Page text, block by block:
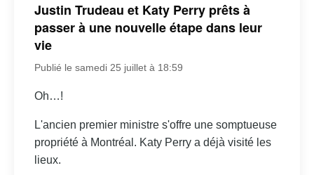
Justin Trudeau et Katy Perry prêts à
passer à une nouvelle étape dans leur
vie
Publié le samedi 25 juillet à 18:59
Oh…!
L'ancien premier ministre s'offre une somptueuse
propriété à Montréal. Katy Perry a déjà visité les
lieux.